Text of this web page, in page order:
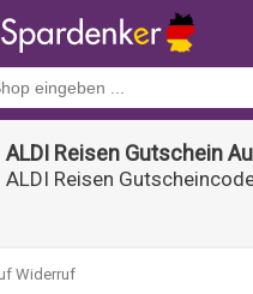
ALDI Reisen Gutschein
ALDI Reisen
Widerruf